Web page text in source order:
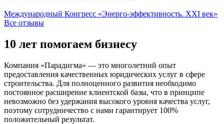
Международный Конгресс «Энерго-эффективность. XXI век»
Все отзывы
10 лет помогаем бизнесу
Компания «Парадигма» — это многолетний опыт
предоставления качественных юридических услуг в сфере
строительства. Для полноценного развития необходимо
постоянное расширение клиентской базы, что в принципе
невозможно без удержания высокого уровня качества услуг,
поэтому сотрудничество с нами гарантирует 100%
положительный результат.